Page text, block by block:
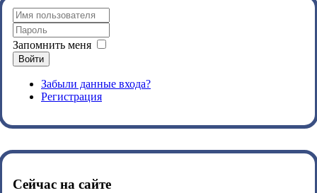
Запомнить меня
Войти
Забыли данные входа?
Регистрация
Сейчас на сайте